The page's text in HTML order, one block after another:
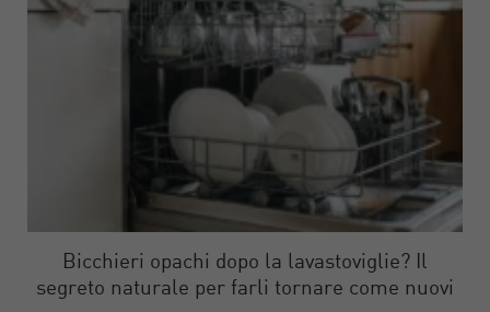
Bicchieri opachi dopo la lavastoviglie? Il
segreto naturale per farli tornare come nuovi